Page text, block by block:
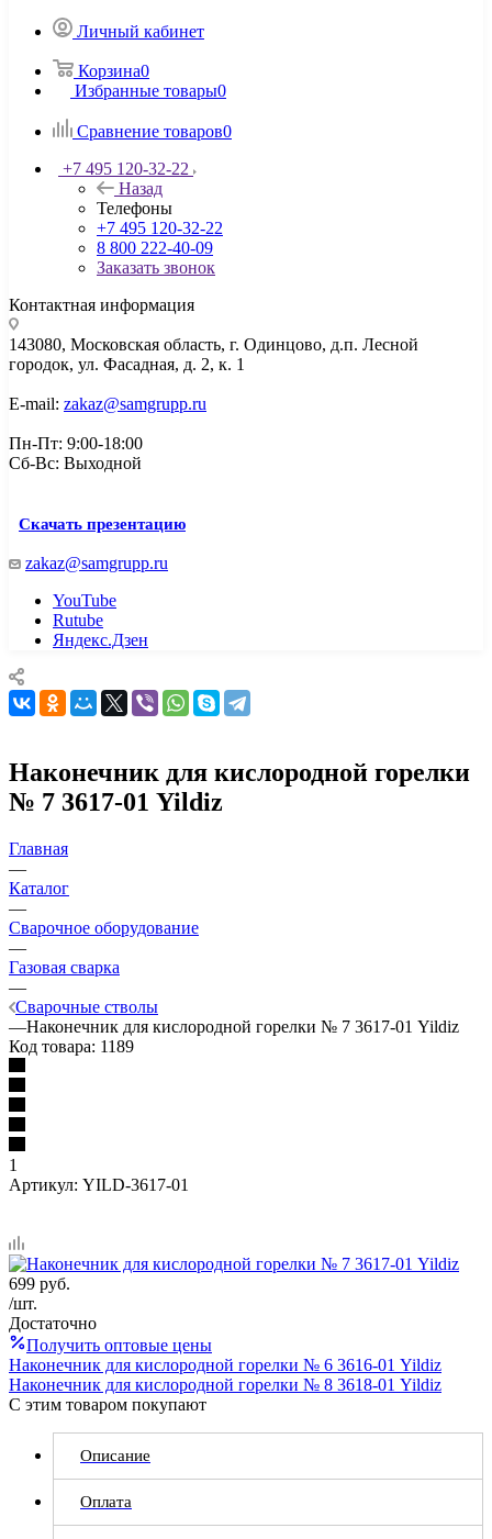
Личный кабинет
Корзина0
Избранные товары0
Сравнение товаров0
+7 495 120-32-22
Назад
Телефоны
+7 495 120-32-22
8 800 222-40-09
Заказать звонок
Контактная информация
143080, Mосковская область, г. Одинцово, д.п. Лесной
городок, ул. Фасадная, д. 2, к. 1
E-mail: zakaz@samgrupp.ru
Пн-Пт: 9:00-18:00
Сб-Вс: Выходной
Скачать презентацию
zakaz@samgrupp.ru
YouTube
Rutube
Яндекс.Дзен
Наконечник для кислородной горелки
№ 7 3617-01 Yildiz
Главная
—
Каталог
—
Сварочное оборудование
—
Газовая сварка
—
Сварочные стволы
—Наконечник для кислородной горелки № 7 3617-01 Yildiz
Код товара: 1189
1
Артикул: YILD-3617-01
699 руб.
/шт.
Достаточно
Получить оптовые цены
Наконечник для кислородной горелки № 6 3616-01 Yildiz
Наконечник для кислородной горелки № 8 3618-01 Yildiz
С этим товаром покупают
Описание
Оплата